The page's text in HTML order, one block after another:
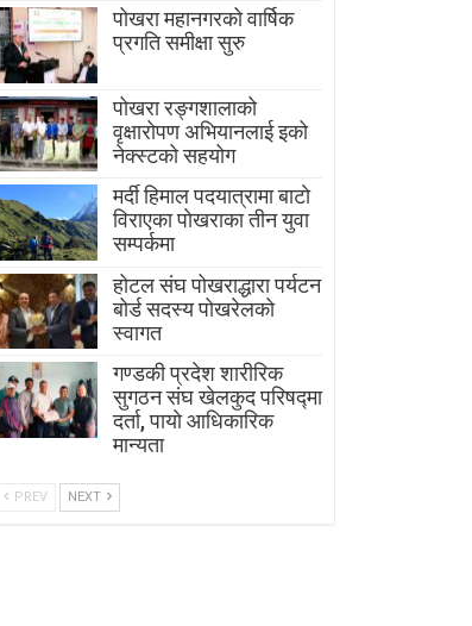
पोखरा महानगरको वार्षिक
प्रगति समीक्षा सुरु
पोखरा रङ्गशालाको
वृक्षारोपण अभियानलाई इको
नेक्स्टको सहयोग
मर्दी हिमाल पदयात्रामा बाटाे
विराएका पाेखराका तीन युवा
सम्पर्कमा
होटल संघ पोखराद्धारा पर्यटन
बोर्ड सदस्य पोखरेलको
स्वागत
गण्डकी प्रदेश शारीरिक
सुगठन संघ खेलकुद परिषद्मा
दर्ता, पायाे आधिकारिक
मान्यता
PREV NEXT